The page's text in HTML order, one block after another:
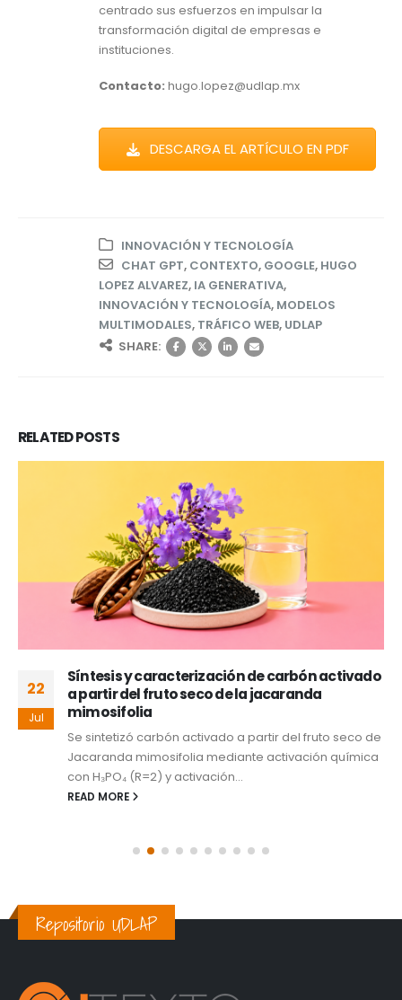
centrado sus esfuerzos en impulsar la
transformación digital de empresas e
instituciones.
Contacto: hugo.lopez@udlap.mx
DESCARGA EL ARTÍCULO EN PDF
INNOVACIÓN Y TECNOLOGÍA
CHAT GPT, CONTEXTO, GOOGLE, HUGO
LOPEZ ALVAREZ, IA GENERATIVA,
INNOVACIÓN Y TECNOLOGÍA, MODELOS
MULTIMODALES, TRÁFICO WEB, UDLAP
SHARE:
RELATEDPOSTS
22
Jul
Síntesis y caracterización de carbón activado
a partir del fruto seco de la jacaranda
mimosifolia
Se sintetizó carbón activado a partir del fruto seco de
Jacaranda mimosifolia mediante activación química
con H₃PO₄ (R=2) y activación...
READ MORE
Repositorio UDLAP